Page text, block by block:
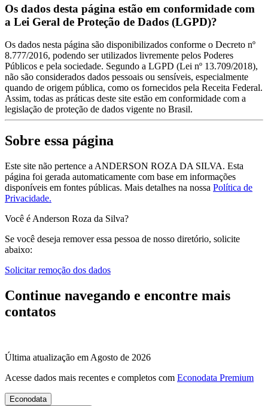
Os dados desta página estão em conformidade com
a Lei Geral de Proteção de Dados (LGPD)?
Os dados nesta página são disponibilizados conforme o Decreto nº
8.777/2016, podendo ser utilizados livremente pelos Poderes
Públicos e pela sociedade. Segundo a LGPD (Lei nº 13.709/2018),
não são considerados dados pessoais ou sensíveis, especialmente
quando de origem pública, como os fornecidos pela Receita Federal.
Assim, todas as práticas deste site estão em conformidade com a
legislação de proteção de dados vigente no Brasil.
Sobre essa página
Este site não pertence a ANDERSON ROZA DA SILVA. Esta
página foi gerada automaticamente com base em informações
disponíveis em fontes públicas. Mais detalhes na nossa Política de
Privacidade.
Você é Anderson Roza da Silva?
Se você deseja remover essa pessoa de nosso diretório, solicite
abaixo:
Solicitar remoção dos dados
Continue navegando e encontre mais
contatos
Última atualização em Agosto de 2026
Acesse dados mais recentes e completos com Econodata Premium
Econodata